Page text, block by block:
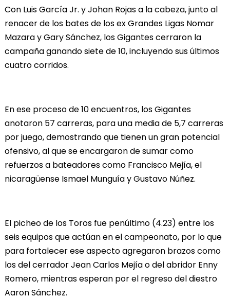
Con Luis García Jr. y Johan Rojas a la cabeza, junto al
renacer de los bates de los ex Grandes Ligas Nomar
Mazara y Gary Sánchez, los Gigantes cerraron la
campaña ganando siete de 10, incluyendo sus últimos
cuatro corridos.
En ese proceso de 10 encuentros, los Gigantes
anotaron 57 carreras, para una media de 5,7 carreras
por juego, demostrando que tienen un gran potencial
ofensivo, al que se encargaron de sumar como
refuerzos a bateadores como Francisco Mejía, el
nicaragüense Ismael Munguía y Gustavo Núñez.
El picheo de los Toros fue penúltimo (4.23) entre los
seis equipos que actúan en el campeonato, por lo que
para fortalecer ese aspecto agregaron brazos como
los del cerrador Jean Carlos Mejía o del abridor Enny
Romero, mientras esperan por el regreso del diestro
Aaron Sánchez.